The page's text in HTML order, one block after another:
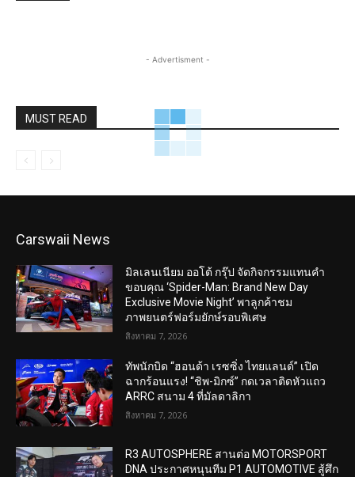
- Advertisment -
MUST READ
Carswaii News
มิลเลนเนียม ออโต้ กรุ๊ป จัดกิจกรรมแทนคำ
ขอบคุณ ‘Spider-Man: Brand New Day
Exclusive Movie Night’ พาลูกค้าชม
ภาพยนตร์ฟอร์มยักษ์รอบพิเศษ
สิงหาคม 7, 2026
ทัพนักบิด “ฮอนด้า เรซซิ่ง ไทยแลนด์” เปิด
ฉากร้อนแรง! “ชิพ-มิกซ์” กดเวลาติดหัวแถว
ARRC สนาม 4 ที่มัลดาลิกา
สิงหาคม 7, 2026
R3 AUTOSPHERE สานต่อ MOTORSPORT
DNA ประกาศหนุนทีม P1 AUTOMOTIVE สู้ศึก